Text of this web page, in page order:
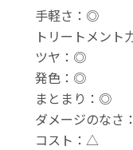
手軽さ：◎
トリートメン
ツヤ：◎
発色：◎
まとまり：◎
ダメージのなさ
コスト：△